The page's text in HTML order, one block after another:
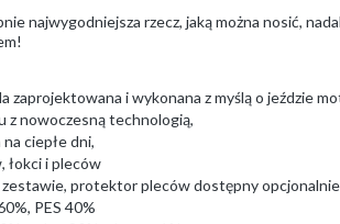
najwygodniejsza rzecz, jaką można nosić,
i wykonana z myślą o jeździe
z nowoczesną technologią,
ciepłe dni,
łokci i pleców
protektor pleców dostępny
PES 40%